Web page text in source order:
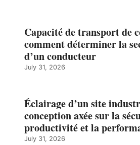
Capacité de transport de
comment déterminer la
d’un conducteur
July 31, 2026
Éclairage d’un site
conception axée sur la
productivité et la
July 31, 2026